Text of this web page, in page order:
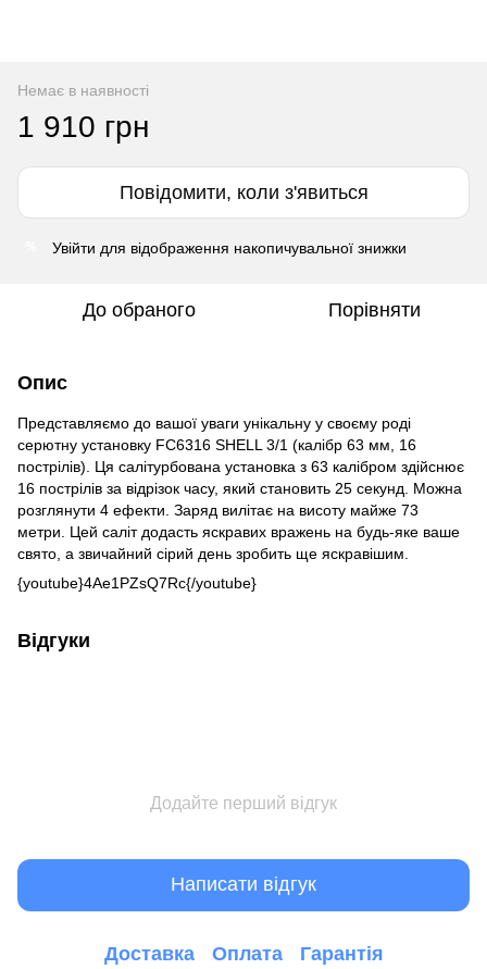
Немає в наявності
1 910 грн
Повідомити, коли з'явиться
Увійти для відображення накопичувальної знижки
До обраного Порівняти
Опис
Представляємо до вашої уваги унікальну у своєму роді
серютну установку FC6316 SHELL 3/1 (калібр 63 мм, 16
пострілів). Ця салітурбована установка з 63 калібром здійснює
16 пострілів за відрізок часу, який становить 25 секунд. Можна
розглянути 4 ефекти. Заряд вилітає на висоту майже 73
метри. Цей саліт додасть яскравих вражень на будь-яке ваше
свято, а звичайний сірий день зробить ще яскравішим.
{youtube}4Ae1PZsQ7Rc{/youtube}
Відгуки
Додайте перший відгук
Написати відгук
Доставка Оплата Гарантія